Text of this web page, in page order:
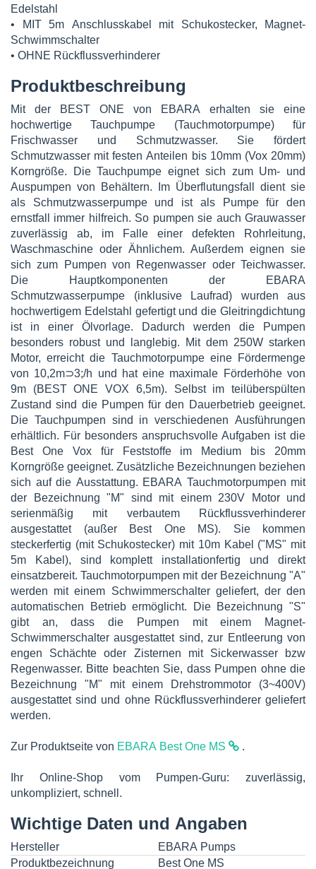
Edelstahl
• MIT 5m Anschlusskabel mit Schukostecker, Magnet-
Schwimmschalter
• OHNE Rückflussverhinderer
Produktbeschreibung
Mit der BEST ONE von EBARA erhalten sie eine
hochwertige Tauchpumpe (Tauchmotorpumpe) für
Frischwasser und Schmutzwasser. Sie fördert
Schmutzwasser mit festen Anteilen bis 10mm (Vox 20mm)
Korngröße. Die Tauchpumpe eignet sich zum Um- und
Auspumpen von Behältern. Im Überflutungsfall dient sie
als Schmutzwasserpumpe und ist als Pumpe für den
ernstfall immer hilfreich. So pumpen sie auch Grauwasser
zuverlässig ab, im Falle einer defekten Rohrleitung,
Waschmaschine oder Ähnlichem. Außerdem eignen sie
sich zum Pumpen von Regenwasser oder Teichwasser.
Die Hauptkomponenten der EBARA
Schmutzwasserpumpe (inklusive Laufrad) wurden aus
hochwertigem Edelstahl gefertigt und die Gleitringdichtung
ist in einer Ölvorlage. Dadurch werden die Pumpen
besonders robust und langlebig. Mit dem 250W starken
Motor, erreicht die Tauchmotorpumpe eine Fördermenge
von 10,2m⊃3;/h und hat eine maximale Förderhöhe von
9m (BEST ONE VOX 6,5m). Selbst im teilüberspülten
Zustand sind die Pumpen für den Dauerbetrieb geeignet.
Die Tauchpumpen sind in verschiedenen Ausführungen
erhältlich. Für besonders anspruchsvolle Aufgaben ist die
Best One Vox für Feststoffe im Medium bis 20mm
Korngröße geeignet. Zusätzliche Bezeichnungen beziehen
sich auf die Ausstattung. EBARA Tauchmotorpumpen mit
der Bezeichnung "M" sind mit einem 230V Motor und
serienmäßig mit verbautem Rückflussverhinderer
ausgestattet (außer Best One MS). Sie kommen
steckerfertig (mit Schukostecker) mit 10m Kabel ("MS" mit
5m Kabel), sind komplett installationfertig und direkt
einsatzbereit. Tauchmotorpumpen mit der Bezeichnung "A"
werden mit einem Schwimmerschalter geliefert, der den
automatischen Betrieb ermöglicht. Die Bezeichnung "S"
gibt an, dass die Pumpen mit einem Magnet-
Schwimmerschalter ausgestattet sind, zur Entleerung von
engen Schächte oder Zisternen mit Sickerwasser bzw
Regenwasser. Bitte beachten Sie, dass Pumpen ohne die
Bezeichnung "M" mit einem Drehstrommotor (3~400V)
ausgestattet sind und ohne Rückflussverhinderer geliefert
werden.
Zur Produktseite von EBARA Best One MS .
Ihr Online-Shop vom Pumpen-Guru: zuverlässig,
unkompliziert, schnell.
Wichtige Daten und Angaben
Hersteller
EBARA Pumps
Produktbezeichnung
Best One MS